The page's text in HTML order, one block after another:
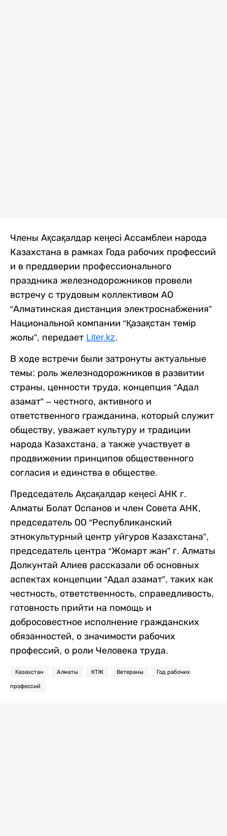
Члены Ақсақалдар кеңесі Ассамблеи народа
Казахстана в рамках Года рабочих профессий
и в преддверии профессионального
праздника железнодорожников провели
встречу с трудовым коллективом АО
“Алматинская дистанция электроснабжения”
Национальной компании “Қазақстан темір
жолы”, передает Liter.kz.
В ходе встречи были затронуты актуальные
темы: роль железнодорожников в развитии
страны, ценности труда, концепция “Адал
азамат” – честного, активного и
ответственного гражданина, который служит
обществу, уважает культуру и традиции
народа Казахстана, а также участвует в
продвижении принципов общественного
согласия и единства в обществе.
Председатель Ақсақалдар кеңесі АНК г.
Алматы Болат Оспанов и член Совета АНК,
председатель ОО “Республиканский
этнокультурный центр уйгуров Казахстана”,
председатель центра “Жомарт жан” г. Алматы
Долкунтай Алиев рассказали об основных
аспектах концепции “Адал азамат”, таких как
честность, ответственность, справедливость,
готовность прийти на помощь и
добросовестное исполнение гражданских
обязанностей, о значимости рабочих
профессий, о роли Человека труда.
Казахстан Алматы КТЖ Ветераны Год рабочих
профессий